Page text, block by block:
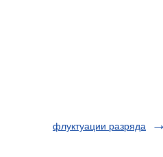
флуктуации разряда